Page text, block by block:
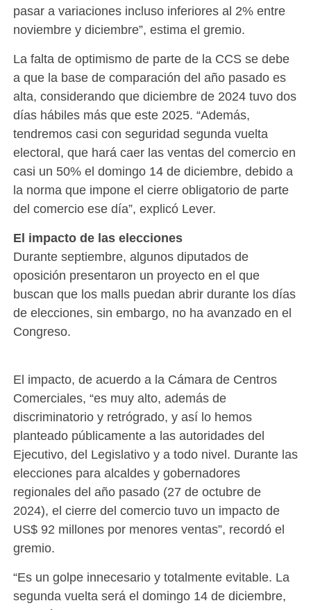
pasar a variaciones incluso inferiores al 2% entre
noviembre y diciembre”, estima el gremio.
La falta de optimismo de parte de la CCS se debe
a que la base de comparación del año pasado es
alta, considerando que diciembre de 2024 tuvo dos
días hábiles más que este 2025. “Además,
tendremos casi con seguridad segunda vuelta
electoral, que hará caer las ventas del comercio en
casi un 50% el domingo 14 de diciembre, debido a
la norma que impone el cierre obligatorio de parte
del comercio ese día”, explicó Lever.
El impacto de las elecciones
Durante septiembre, algunos diputados de
oposición presentaron un proyecto en el que
buscan que los malls puedan abrir durante los días
de elecciones, sin embargo, no ha avanzado en el
Congreso.
El impacto, de acuerdo a la Cámara de Centros
Comerciales, “es muy alto, además de
discriminatorio y retrógrado, y así lo hemos
planteado públicamente a las autoridades del
Ejecutivo, del Legislativo y a todo nivel. Durante las
elecciones para alcaldes y gobernadores
regionales del año pasado (27 de octubre de
2024), el cierre del comercio tuvo un impacto de
US$ 92 millones por menores ventas”, recordó el
gremio.
“Es un golpe innecesario y totalmente evitable. La
segunda vuelta será el domingo 14 de diciembre,